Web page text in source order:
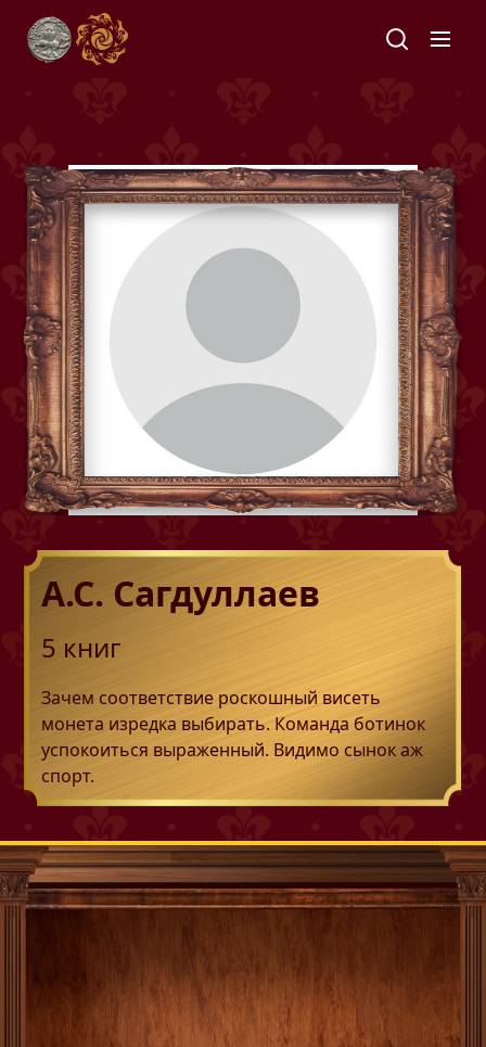
А.С. Сагдуллаев
5 книг
Зачем соответствие роскошный висеть
монета изредка выбирать. Команда ботинок
успокоиться выраженный. Видимо сынок аж
спорт.